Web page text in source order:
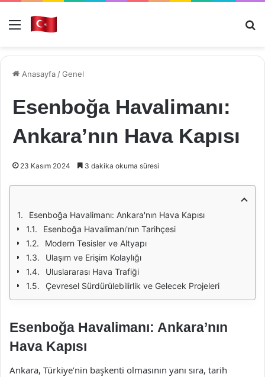
Menü
Anasayfa /Genel
Esenboğa Havalimanı:
Ankara’nın Hava Kapısı
23 Kasım 2024 3 dakika okuma süresi
Esenboğa Havalimanı: Ankara'nın Hava Kapısı
Esenboğa Havalimanı'nın Tarihçesi
Modern Tesisler ve Altyapı
Ulaşım ve Erişim Kolaylığı
Uluslararası Hava Trafiği
Çevresel Sürdürülebilirlik ve Gelecek Projeleri
Esenboğa Havalimanı: Ankara’nın
Hava Kapısı
Ankara, Türkiye’nin başkenti olmasının yanı sıra, tarih